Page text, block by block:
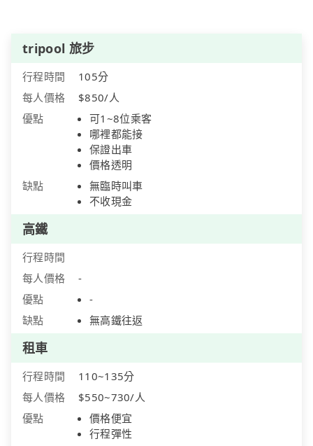
tripool 旅步
行程時間
105分
每人價格
$850/人
優點
可1~8位乘客
哪裡都能接
保證出車
價格透明
缺點
無臨時叫車
不收現金
高鐵
行程時間
每人價格
-
優點
-
缺點
無高鐵往返
租車
行程時間
110~135分
每人價格
$550~730/人
優點
價格便宜
行程彈性